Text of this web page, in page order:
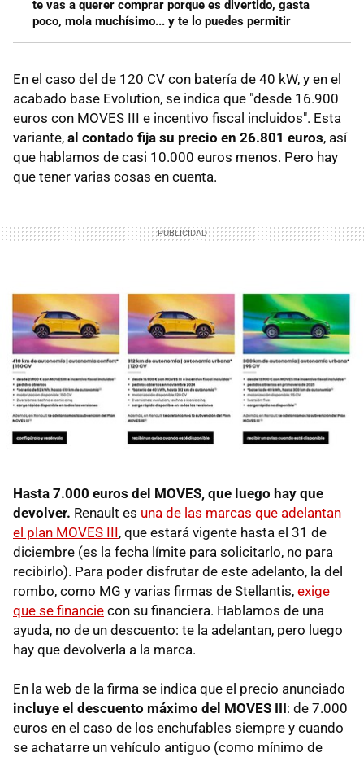
te vas a querer comprar porque es divertido, gasta
poco, mola muchísimo... y te lo puedes permitir
En el caso del de 120 CV con batería de 40 kW, y en el
acabado base Evolution, se indica que "desde 16.900
euros con MOVES III e incentivo fiscal incluidos". Esta
variante, al contado fija su precio en 26.801 euros, así
que hablamos de casi 10.000 euros menos. Pero hay
que tener varias cosas en cuenta.
Hasta 7.000 euros del MOVES, que luego hay que
devolver. Renault es una de las marcas que adelantan
el plan MOVES III, que estará vigente hasta el 31 de
diciembre (es la fecha límite para solicitarlo, no para
recibirlo). Para poder disfrutar de este adelanto, la del
rombo, como MG y varias firmas de Stellantis, exige
que se financie con su financiera. Hablamos de una
ayuda, no de un descuento: te la adelantan, pero luego
hay que devolverla a la marca.
En la web de la firma se indica que el precio anunciado
incluye el descuento máximo del MOVES III: de 7.000
euros en el caso de los enchufables siempre y cuando
se achatarre un vehículo antiguo (como mínimo de